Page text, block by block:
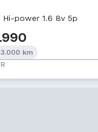
Hi-power 1.6 8v 5p
km